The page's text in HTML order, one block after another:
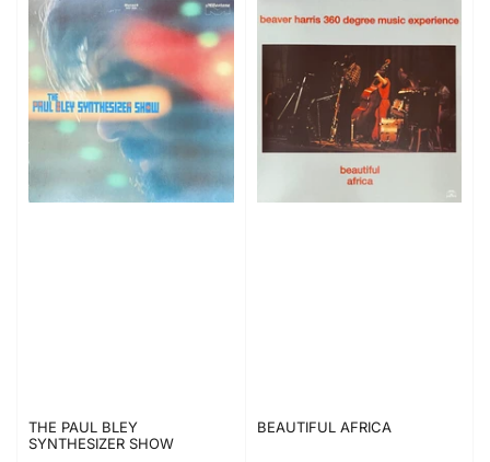
THE PAUL BLEY
SYNTHESIZER SHOW
BEAUTIFUL AFRICA